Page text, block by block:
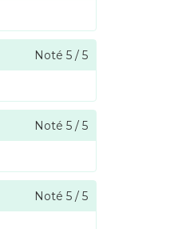
Noté 5 / 5
Noté 5 / 5
Noté 5 / 5